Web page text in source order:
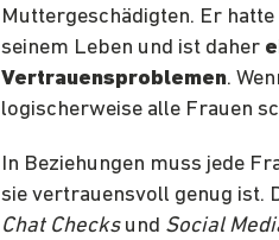
Muttergeschädigten. Er
seinem Leben und ist daher
Vertrauensproblemen.
logischerweise alle Frauen
In Beziehungen muss jede
sie vertrauensvoll genug ist.
Chat Checksund Social